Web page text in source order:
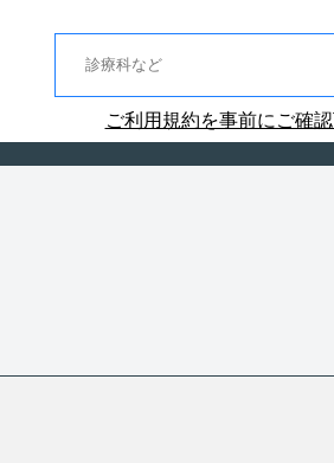
ご利用規約を事前にご確